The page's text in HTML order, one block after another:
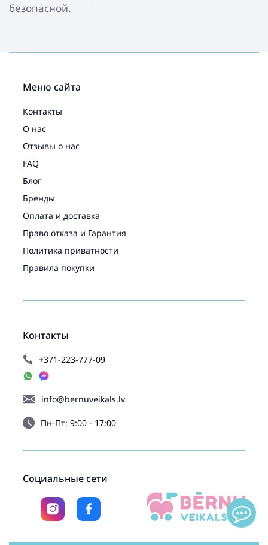
безопасной.
Контакты
+371-223-777-09
info@bernuveikals.lv
Пн-Пт: 9:00 - 17:00
Меню сайта
Контакты
О нас
Отзывы о нас
FAQ
Блог
Бренды
Оплата и доставка
Право отказа и Гарантия
Политика приватности
Правила покупки
Социальные сети